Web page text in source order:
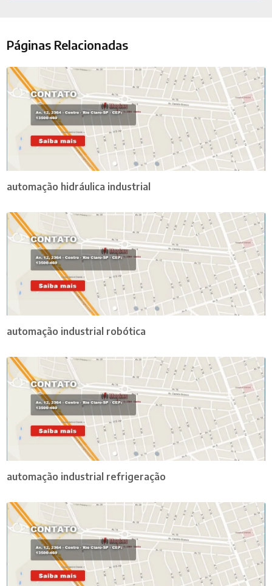
Páginas Relacionadas
automação hidráulica industrial
automação industrial robótica
automação industrial refrigeração